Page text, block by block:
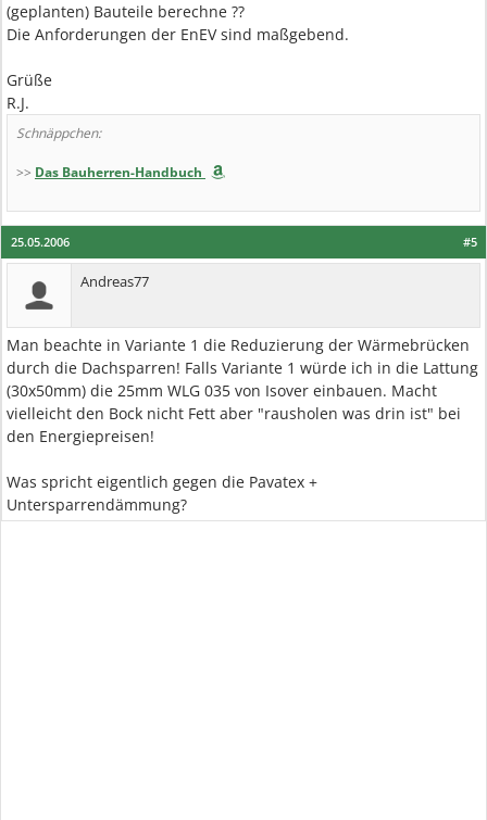
(geplanten) Bauteile berechne ??
Die Anforderungen der EnEV sind maßgebend.
Grüße
R.J.
Schnäppchen:
>> Das Bauherren-Handbuch
#5
25.05.2006
Andreas77
Man beachte in Variante 1 die Reduzierung der Wärmebrücken
durch die Dachsparren! Falls Variante 1 würde ich in die Lattung
(30x50mm) die 25mm WLG 035 von Isover einbauen. Macht
vielleicht den Bock nicht Fett aber "rausholen was drin ist" bei
den Energiepreisen!
Was spricht eigentlich gegen die Pavatex +
Untersparrendämmung?